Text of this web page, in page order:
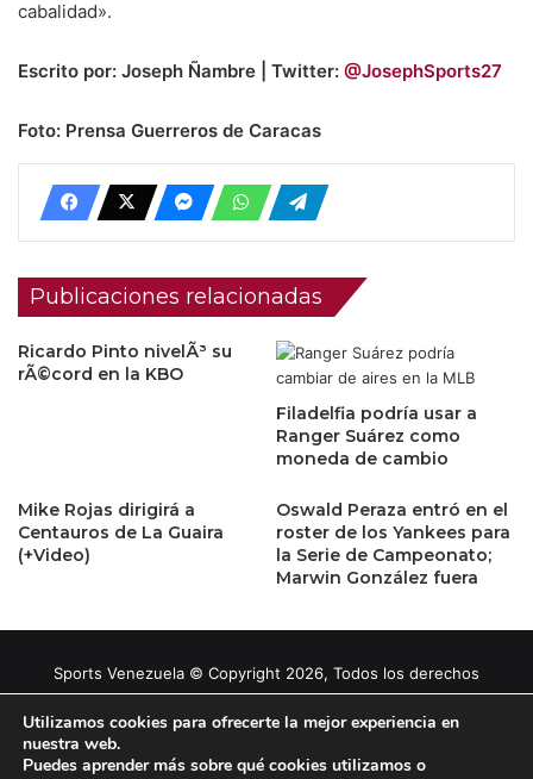
cabalidad».
Escrito por: Joseph Ñambre | Twitter: @JosephSports27
Foto: Prensa Guerreros de Caracas
Publicaciones relacionadas
Ricardo Pinto nivelÃ³ su
rÃ©cord en la KBO
Filadelfia podría usar a
Ranger Suárez como
moneda de cambio
Mike Rojas dirigirá a
Centauros de La Guaira
(+Video)
Oswald Peraza entró en el
roster de los Yankees para
la Serie de Campeonato;
Marwin González fuera
Sports Venezuela © Copyright 2026, Todos los derechos
Facebook
X YouTubeInstagram
Utilizamos cookies para ofrecerte la mejor experiencia en
nuestra web.
Puedes aprender más sobre qué cookies utilizamos o